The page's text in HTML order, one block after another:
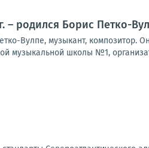
– родился Борис Петко-
Вулпе, музыкант, композитор.
музыкальной школы №1,